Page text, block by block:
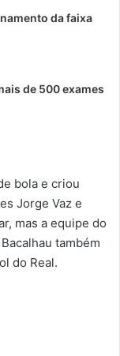
da faixa
de 500 exames
bola e criou
Jorge Vaz e
mas a equipe do
também
do Real.